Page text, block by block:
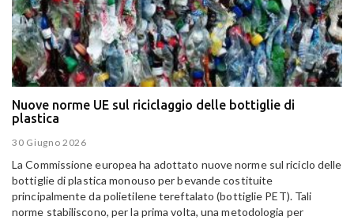
Nuove norme UE sul riciclaggio delle bottiglie di
plastica
30 Giugno 2026
La Commissione europea ha adottato nuove normesul riciclo delle
bottiglie di plastica monouso per bevande costituite
principalmente da polietilene tereftalato (bottiglie PET). Tali
norme stabiliscono, per la prima volta, una metodologia per